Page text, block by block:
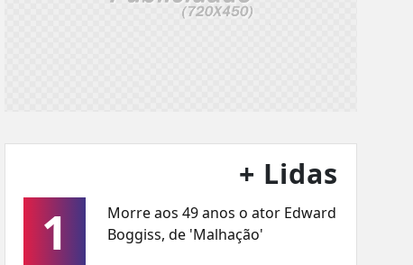
+ Lidas
1
Morre aos 49 anos o ator Edward
Boggiss, de 'Malhação'